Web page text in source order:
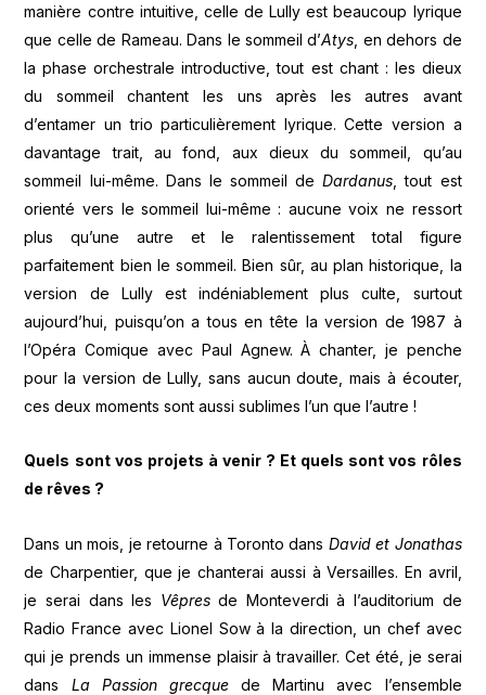
manière contre intuitive, celle de Lully est beaucoup lyrique
que celle de Rameau. Dans le sommeil d’Atys , en dehors de
la phase orchestrale introductive, tout est chant : les dieux
du sommeil chantent les uns après les autres avant
d’entamer un trio particulièrement lyrique. Cette version a
davantage trait, au fond, aux dieux du sommeil, qu’au
sommeil lui-même. Dans le sommeil deDardanus , tout est
orienté vers le sommeil lui-même : aucune voix ne ressort
plus qu’une autre et le ralentissement total figure
parfaitement bien le sommeil. Bien sûr, au plan historique, la
version de Lully est indéniablement plus culte, surtout
aujourd’hui, puisqu’on a tous en tête la version de 1987 à
l’Opéra Comique avec Paul Agnew. À chanter, je penche
pour la version de Lully, sans aucun doute, mais à écouter,
ces deux moments sont aussi sublimes l’un que l’autre !
Quels sont vos projets à venir ? Et quels sont vos rôles
de rêves ?
Dans un mois, je retourne à Toronto dans David et Jonathas
de Charpentier, que je chanterai aussi à Versailles. En avril,
je serai dans les Vêpresde Monteverdi à l’auditorium de
Radio France avec Lionel Sow à la direction, un chef avec
qui je prends un immense plaisir à travailler. Cet été, je serai
dans La Passion grecquede Martinu avec l’ensemble